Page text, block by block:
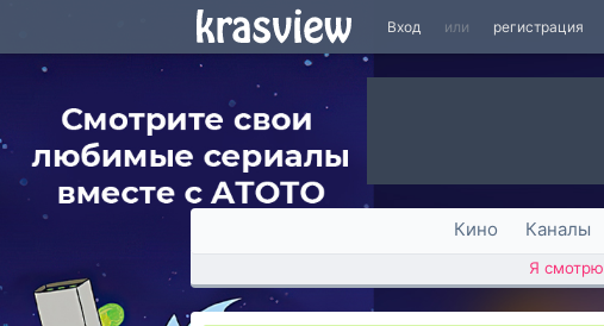
Вход или регистрация
Кино Каналы
Я смотрю